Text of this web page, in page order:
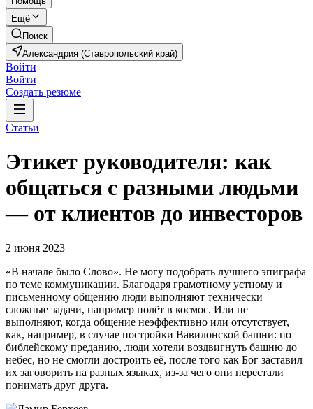
Ещё
Поиск
Александрия (Ставропольский край)
Войти
Войти
Создать резюме
Статьи
Этикет руководителя: как
общаться с разными людьми
— от клиентов до инвесторов
2 июня 2023
«В начале было Слово». Не могу подобрать лучшего эпиграфа
по теме коммуникации. Благодаря грамотному устному и
письменному общению люди выполняют технически
сложные задачи, например полёт в космос. Или не
выполняют, когда общение неэффективно или отсутствует,
как, например, в случае постройки Вавилонской башни: по
библейскому преданию, люди хотели воздвигнуть башню до
небес, но не смогли достроить её, после того как Бог заставил
их заговорить на разных языках, из-за чего они перестали
понимать друг друга.